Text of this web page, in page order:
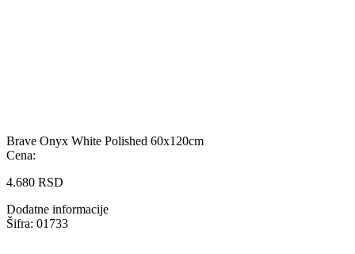
Brave Onyx White Polished 60x120cm
Cena:
4.680 RSD
Dodatne informacije
Šifra: 01733